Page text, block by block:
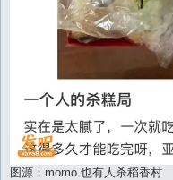
图源：momo 也有人杀稻香村